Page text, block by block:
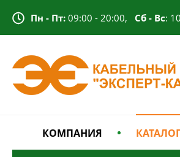
Пн - Пт: 09:00 - 20:00, Сб - Вс:
КОМПАНИЯ